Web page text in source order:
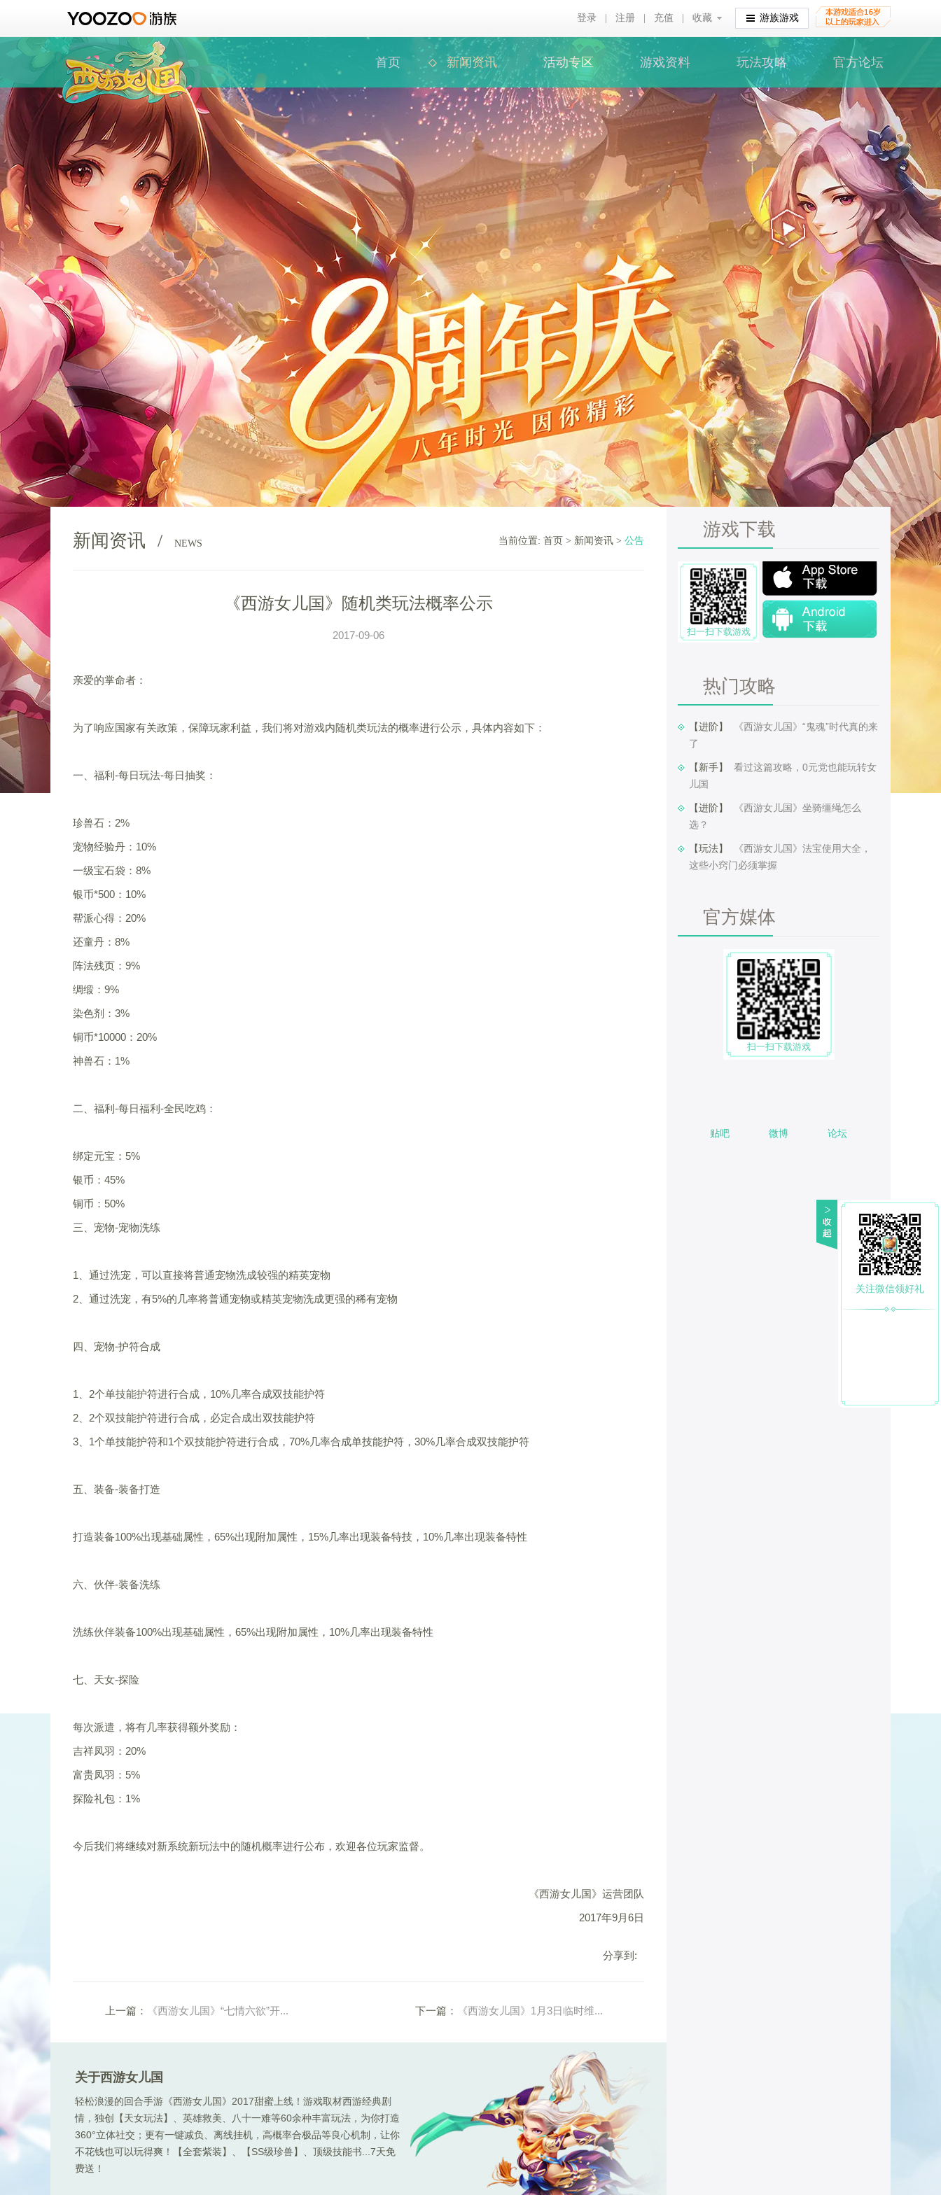
登录 注册 充值 收藏
收藏 游族游戏
首页 新闻资讯 活动专区 游戏资料 玩法攻略 官方论坛
新闻资讯 / NEWS 当前位置: 首页 > 新闻资讯 > 公告
《西游女儿国》随机类玩法概率公示
2017-09-06
亲爱的掌命者：
为了响应国家有关政策，保障玩家利益，我们将对游戏内随机类玩法的概率进行公示，具体内容如下：
一、福利-每日玩法-每日抽奖：
珍兽石：2%
宠物经验丹：10%
一级宝石袋：8%
银币*500：10%
帮派心得：20%
还童丹：8%
阵法残页：9%
绸缎：9%
染色剂：3%
铜币*10000：20%
神兽石：1%
二、福利-每日福利-全民吃鸡：
绑定元宝：5%
银币：45%
铜币：50%
三、宠物-宠物洗练
1、通过洗宠，可以直接将普通宠物洗成较强的精英宠物
2、通过洗宠，有5%的几率将普通宠物或精英宠物洗成更强的稀有宠物
四、宠物-护符合成
1、2个单技能护符进行合成，10%几率合成双技能护符
2、2个双技能护符进行合成，必定合成出双技能护符
3、1个单技能护符和1个双技能护符进行合成，70%几率合成单技能护符，30%几率合成双技能护符
五、装备-装备打造
打造装备100%出现基础属性，65%出现附加属性，15%几率出现装备特技，10%几率出现装备特性
六、伙伴-装备洗练
洗练伙伴装备100%出现基础属性，65%出现附加属性，10%几率出现装备特性
七、天女-探险
每次派遣，将有几率获得额外奖励：
吉祥凤羽：20%
富贵凤羽：5%
探险礼包：1%
今后我们将继续对新系统新玩法中的随机概率进行公布，欢迎各位玩家监督。
《西游女儿国》运营团队
2017年9月6日
分享到:
上一篇： 《西游女儿国》“七情六欲”开... 下一篇： 《西游女儿国》1月3日临时维...
关于西游女儿国
轻松浪漫的回合手游《西游女儿国》2017甜蜜上线！游戏取材西游经典剧
情，独创【天女玩法】、英雄救美、八十一难等60余种丰富玩法，为你打造
360°立体社交；更有一键减负、离线挂机，高概率合极品等良心机制，让你
不花钱也可以玩得爽！【全套紫装】、【SS级珍兽】、顶级技能书...7天免
费送！
游戏下载
扫一扫下载游戏
热门攻略
【进阶】 ​
《西游女儿国》“鬼魂”时代真的来
了
【新手】 ​ 看过这篇攻略，0元党也能玩转女
儿国
【进阶】 ​
《西游女儿国》坐骑缰绳怎么
选？
【玩法】 ​
《西游女儿国》法宝使用大全，
这些小窍门必须掌握
官方媒体
扫一扫下载游戏
贴吧 微博 论坛
关注微信领好礼